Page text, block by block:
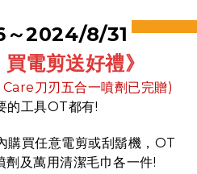
prev
2024/8/31
買電剪送好禮》
刀刃五合一噴劑已完贈)
的工具OT都有!
購買任意電剪或刮鬍機，OT
及萬用清潔毛巾各一件!